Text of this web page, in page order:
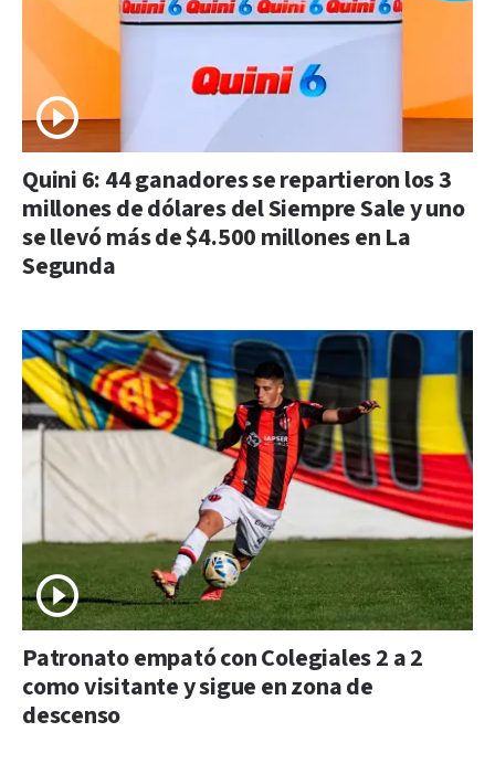
Quini 6: 44 ganadores se repartieron los 3
millones de dólares del Siempre Sale y uno
se llevó más de $4.500 millones en La
Segunda
Patronato empató con Colegiales 2 a 2
como visitante y sigue en zona de
descenso